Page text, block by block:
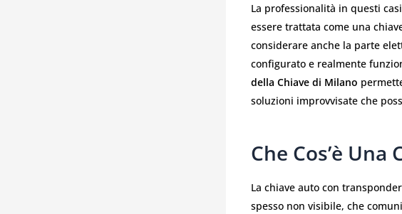
La professionalità in questi
essere trattata come una
considerare anche la parte
configurato e realmente
della Chiave di Milano
soluzioni improvvisate che
Che Cos’è
La chiave auto con
spesso non visibile, che